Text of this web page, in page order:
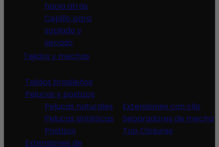
hacia atrás
Cepillo para
soplado y
secado
Tejidos y mechas
Tejidos brasileños
Pelucas y postizos
Pelucas naturales
Pelucas sintéticas
Postizos
Extensiones de
Extensiones con clip
Separadores de mecha
Top Closures